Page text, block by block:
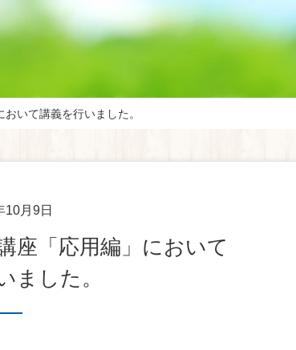
いて講義を行いました。
10月9日
座「応用編」において
ました。